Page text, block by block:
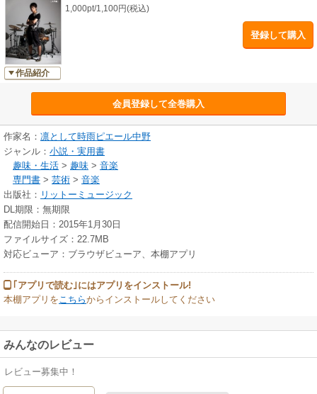
作品紹介
1,000pt/1,100円(税込)
登録して購入
会員登録して全巻購入
作家名： 凛として時雨ピエール中野
ジャンル： 小説・実用書
趣味・生活 > 趣味 > 音楽
専門書 > 芸術 > 音楽
出版社： リットーミュージック
DL期限：無期限
配信開始日：2015年1月30日
ファイルサイズ：22.7MB
対応ビューア：ブラウザビューア、本棚アプリ
｢アプリで読む｣にはアプリをインストール!
本棚アプリをこちらからインストールしてください
みんなのレビュー
レビュー募集中！